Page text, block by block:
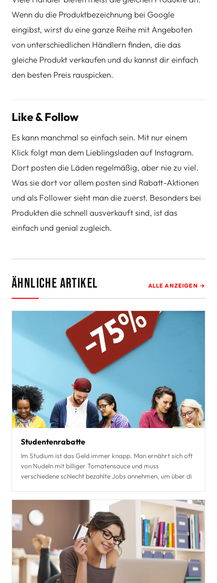
Wenn du die Produktbezeichnung bei Google
eingibst, wirst du eine ganze Reihe mit Angeboten
von unterschiedlichen Händlern finden, die das
gleiche Produkt verkaufen und du kannst dir einfach
den besten Preis rauspicken.
Like & Follow
Es kann manchmal so einfach sein. Mit nur einem
Klick folgt man dem Lieblingsladen auf Instagram.
Dort posten die Läden regelmäßig, aber nie zu viel.
Was sie dort vor allem posten sind Rabatt-Aktionen
und als Follower sieht man die zuerst. Besonders bei
Produkten die schnell ausverkauft sind, ist das
einfach und genial zugleich.
Ähnliche Artikel ALLE ANZEIGEN →
Studentenrabatte
Im Studium ist das Geld immer knapp. Man ernährt sich oft
von Nudeln mit billiger Tomatensauce und muss
verschiedene schlecht bezahlte Jobs annehmen, um über di